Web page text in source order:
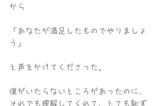
から
「あなたが満足したものでやりましょ
う」
と声をかけてくださった。
僕がいたらないところがあったのに、
それでも理解してくれて、とても恥ず